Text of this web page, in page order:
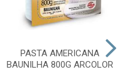
PASTA AMERICANA
BAUNILHA 800G ARCOLOR